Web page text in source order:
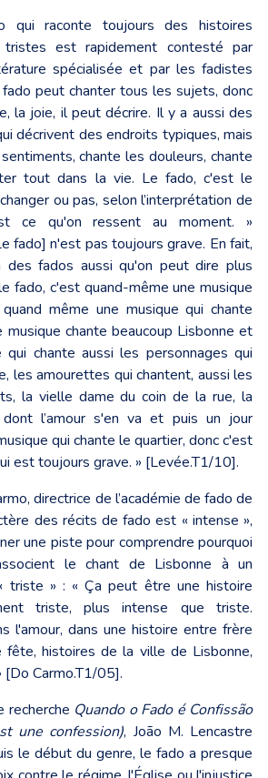
qui raconte toujours des histoires
tristes est rapidement contesté par
spécialisée et par les fadistes
peut chanter tous les sujets, donc
la joie, il peut décrire. Il y a aussi des
décrivent des endroits typiques, mais
chante les douleurs, chante
tout dans la vie. Le fado, c'est le
ou pas, selon l’interprétation de
ce qu'on ressent au moment. »
fado] n'est pas toujours grave. En fait,
fados aussi qu'on peut dire plus
fado, c'est quand-même une musique
même une musique qui chante
musique chante beaucoup Lisbonne et
qui chante aussi les personnages qui
les amourettes qui chantent, aussi les
la vielle dame du coin de la rue, la
l’amour s'en va et puis un jour
qui chante le quartier, donc c'est
est toujours grave. » [Levée.T1/10].
directrice de l’académie de fado de
des récits de fado est « intense »,
une piste pour comprendre pourquoi
le chant de Lisbonne à un
triste » : « Ça peut être une histoire
triste, plus intense que triste.
l'amour, dans une histoire entre frère
histoires de la ville de Lisbonne,
[Do Carmo.T1/05].
recherche Quando o Fado é Confissão
une confession), João M. Lencastre
le début du genre, le fado a presque